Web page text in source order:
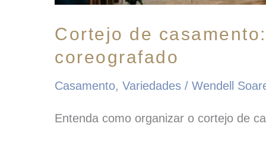
Cortejo de
coreografado
Casamento, Variedades / Wendell
Entenda como organizar o cortejo de